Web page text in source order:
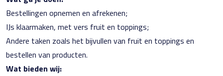
Bestellingen opnemen en afrekenen;
IJs klaarmaken, met vers fruit en toppings;
Andere taken zoals het bijvullen van fruit en toppings en
bestellen van producten.
Wat bieden wij: